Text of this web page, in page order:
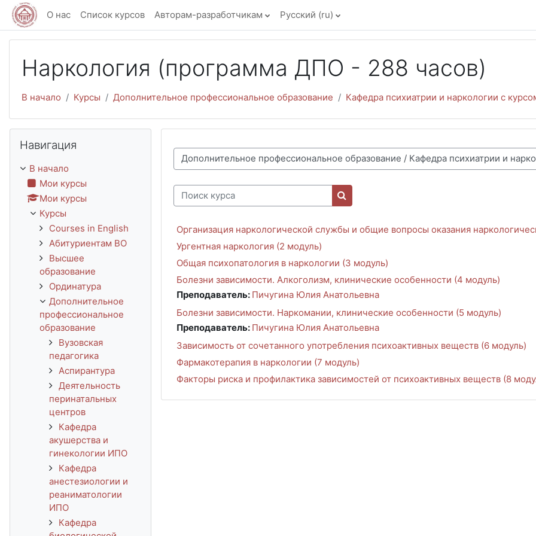
Перейти к основному содержанию
О нас Список курсов Авторам-разработчикам Русский ‎(ru)‎
Наркология (программа ДПО - 288 часов)
В начало Курсы Дополнительное профессиональное образование Кафедра психиатрии и наркологии с
Категории курсов
Поиск курса
Поиск курса
Организация наркологической службы и общие вопросы оказания
Ургентная наркология (2 модуль)
Общая психопатология в наркологии (3 модуль)
Болезни зависимости. Алкоголизм, клинические особенности (4 модуль)
Преподаватель: Пичугина Юлия Анатольевна
Болезни зависимости. Наркомании, клинические особенности (5 модуль)
Преподаватель: Пичугина Юлия Анатольевна
Зависимость от сочетанного употребления психоактивных веществ (6 модуль)
Фармакотерапия в наркологии (7 модуль)
Факторы риска и профилактика зависимостей от психоактивных веществ (8
Навигация
В начало
Мои курсы
Мои курсы
Курсы
Courses in English
Абитуриентам ВО
Высшее
образование
Ординатура
Дополнительное
профессиональное
образование
Вузовская
педагогика
Аспирантура
Деятельность
перинатальных
центров
Кафедра
акушерства и
гинекологии ИПО
Кафедра
анестезиологии и
реаниматологии
ИПО
Кафедра